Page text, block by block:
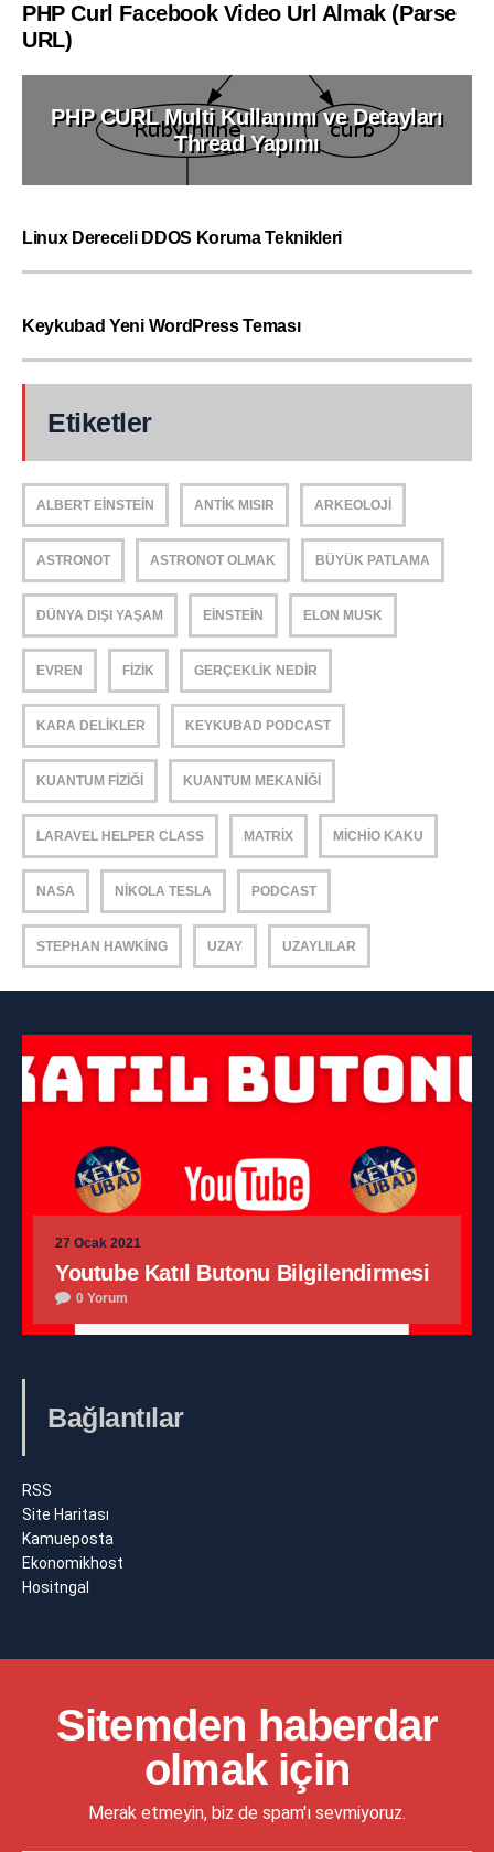
PHP Curl Facebook Video Url Almak (Parse
URL)
PHP CURL Multi Kullanımı ve Detayları
Thread Yapımı
Linux Dereceli DDOS Koruma Teknikleri
Keykubad Yeni WordPress Teması
Etiketler
ALBERT EINSTEIN ANTIK MISIR ARKEOLOJI
ASTRONOT ASTRONOT OLMAK BÜYÜK PATLAMA
DÜNYA DIŞI YAŞAM EINSTEIN ELON MUSK
EVREN FIZIK GERÇEKLIK NEDIR
KARA DELIKLER KEYKUBAD PODCAST
KUANTUM FIZIĞI KUANTUM MEKANIĞI
LARAVEL HELPER CLASS MATRIX MICHIO KAKU
NASA NIKOLA TESLA PODCAST
STEPHAN HAWKING UZAY UZAYLILAR
27 Ocak 2021
Youtube Katıl Butonu Bilgilendirmesi
0 Yorum
Bağlantılar
RSS
Site Haritası
Kamueposta
Ekonomikhost
Hositngal
Sitemden haberdar
olmak için
Merak etmeyin, biz de spam'ı sevmiyoruz.